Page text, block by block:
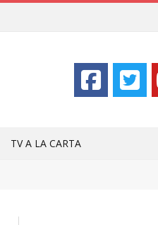
TV A LA CARTA